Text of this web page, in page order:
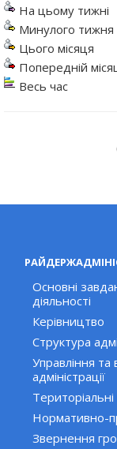
На цьому тижні
Минулого тижня
Цього місяця
Попередній
Весь час
Основні
діяльності
Керівництво
Структура
Управління та
адміністрації
Нормативно-
Звернення